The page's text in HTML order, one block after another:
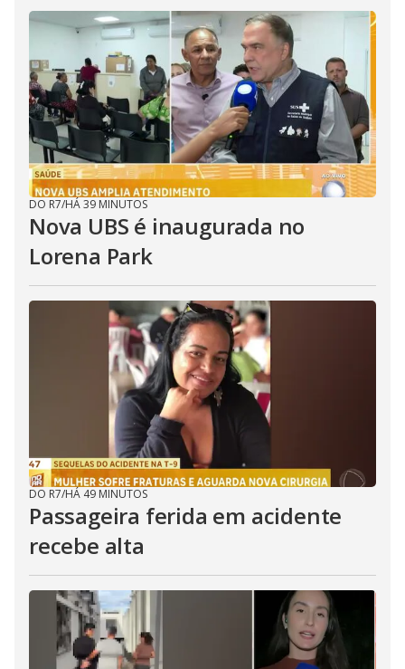
DO R7/HÁ 39 MINUTOS
Nova UBS é inaugurada no
Lorena Park
DO R7/HÁ 49 MINUTOS
Passageira ferida em acidente
recebe alta